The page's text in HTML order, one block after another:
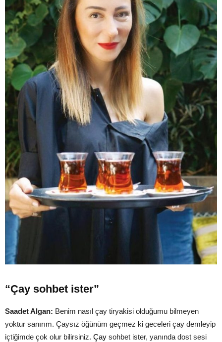
“Çay sohbet ister”
Saadet Algan: Benim nasıl çay tiryakisi olduğumu bilmeyen
yoktur sanırım. Çaysız öğünüm geçmez ki geceleri çay demleyip
içtiğimde çok olur bilirsiniz. Çay sohbet ister, yanında dost sesi